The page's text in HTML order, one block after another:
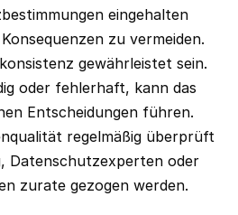
eingehalten
zu vermeiden.
gewährleistet sein.
oder fehlerhaft, kann das
Entscheidungen führen.
regelmäßig überprüft
Datenschutzexperten oder
zurate gezogen werden.